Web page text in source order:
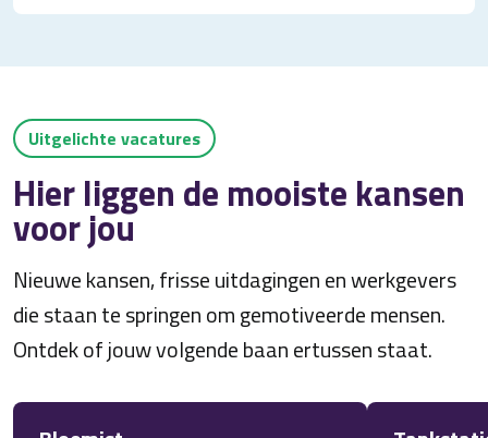
Uitgelichte vacatures
Hier liggen de mooiste kansen
voor jou
Nieuwe kansen, frisse uitdagingen en werkgevers
die staan te springen om gemotiveerde mensen.
Ontdek of jouw volgende baan ertussen staat.